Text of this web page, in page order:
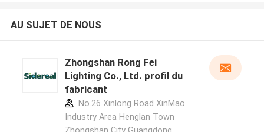
AU SUJET DE NOUS
Zhongshan Rong Fei
Lighting Co., Ltd. profil du
fabricant
No.26 Xinlong Road XinMao
Industry Area Henglan Town